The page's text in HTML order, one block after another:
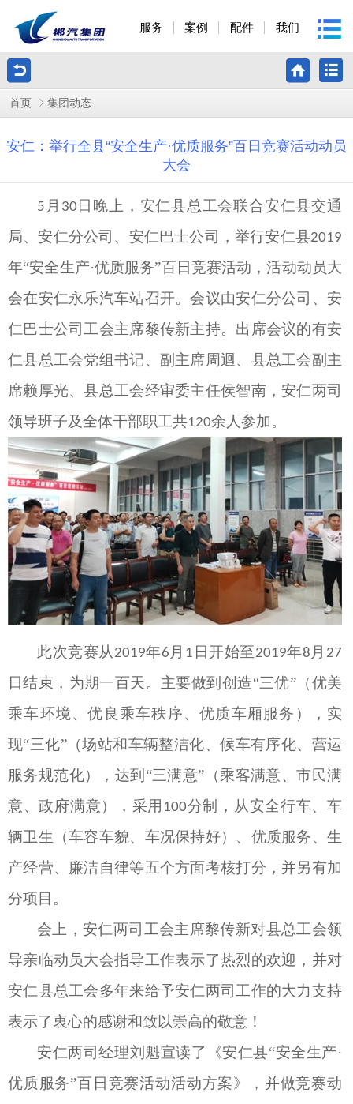
服务 案例 配件 我们
首页 集团动态
安仁：举行全县“安全生产·优质服务”百日竞赛活动动员
大会
5 月 30 日晚上，安仁县总工会联合安仁县交通
局、安仁分公司、安仁巴士公司，举行安仁县2019
年“安全生产·优质服务”百日竞赛活动，活动动员大
会在安仁永乐汽车站召开。会议由安仁分公司、安
仁巴士公司工会主席黎传新主持。出席会议的有安
仁县总工会党组书记、副主席周迴 、县总工会副主
席赖厚光、县总工会经审委主任侯智南，安仁两司
领导班子及全体干部职工共120余人参加。
此次竞赛从 2019年6 月 1 日开始至2019年8 月 27
日结束，为期一百天。主要做到创造“三优”（优美
乘车环境、优良乘车秩序、优质车厢服务），实
现“三化”（场站和车辆整洁化、候车有序化、营运
服务规范化），达到“三满意”（乘客满意、市民满
意、政府满意），采用 100分制，从安全行车、车
辆卫生（车容车貌、车况保持好）、优质服务、生
产经营、廉洁自律等五个方面考核打分，并另有加
分项目。
会上，安仁两司工会主席黎传新对县总工会领
导亲临动员大会指导工作表示了热烈的欢迎，并对
安仁县总工会多年来给予安仁两司工作的大力支持
表示了衷心的感谢和致以崇高的敬意！
安仁两司经理刘魁宣读了《安仁县“安全生产·
优质服务”百日竞赛活动活动方案》，并做竞赛动